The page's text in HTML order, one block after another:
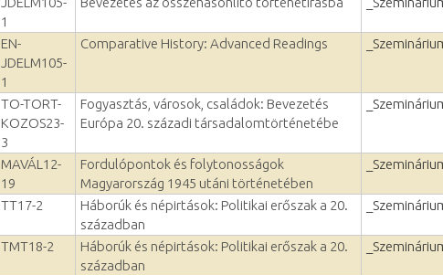
1
EN-
JDELM105-
1
Comparative History: Advanced Readings
TO-TORT-
KOZOS23-
3
Fogyasztás, városok, családok: Bevezetés
Európa 20. századi társadalomtörténetébe
MAVÁL12-
19
Fordulópontok és folytonosságok
Magyarország 1945 utáni történetében
TT17-2
Háborúk és népirtások: Politikai erőszak a 20.
században
TMT18-2
Háborúk és népirtások: Politikai erőszak a 20.
században